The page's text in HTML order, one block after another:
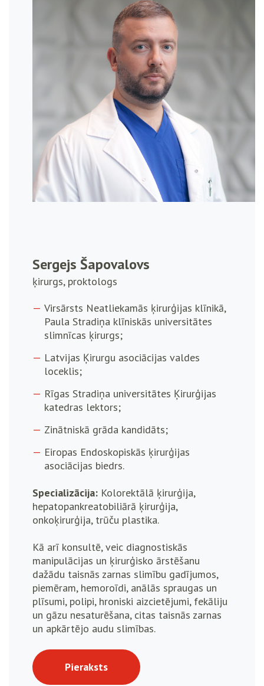
Sergejs Šapovalovs
ķirurgs, proktologs
Virsārsts Neatliekamās ķirurģijas klīnikā,
Paula Stradiņa klīniskās universitātes
slimnīcas ķirurgs;
Latvijas Ķirurgu asociācijas valdes
loceklis;
Rīgas Stradiņa universitātes Ķirurģijas
katedras lektors;
Zinātniskā grāda kandidāts;
Eiropas Endoskopiskās ķirurģijas
asociācijas biedrs.
Specializācija: Kolorektālā ķirurģija,
hepatopankreatobiliārā ķirurģija,
onkoķirurģija, trūču plastika.
Kā arī konsultē, veic diagnostiskās
manipulācijas un ķirurģisko ārstēšanu
dažādu taisnās zarnas slimību gadījumos,
piemēram, hemoroīdi, anālās spraugas un
plīsumi, polipi, hroniski aizcietējumi, fekāliju
un gāzu nesaturēšana, citas taisnās zarnas
un apkārtējo audu slimības.
Pieraksts